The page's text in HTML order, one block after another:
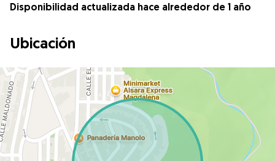
Disponibilidad actualizada hace alrededor de 1 año
Ubicación